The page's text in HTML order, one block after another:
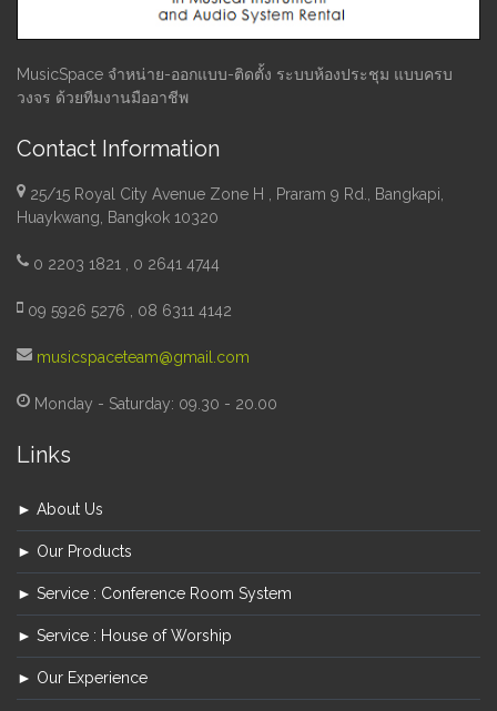
MusicSpace จำหน่าย-ออกแบบ-ติดตั้ง ระบบห้องประชุม แบบครบ
วงจร ด้วยทีมงานมืออาชีพ
Contact Information
25/15 Royal City Avenue Zone H , Praram 9 Rd., Bangkapi,
Huaykwang, Bangkok 10320
0 2203 1821 , 0 2641 4744
09 5926 5276 , 08 6311 4142
musicspaceteam@gmail.com
Monday - Saturday: 09.30 - 20.00
Links
► About Us
► Our Products
► Service : Conference Room System
► Service : House of Worship
► Our Experience